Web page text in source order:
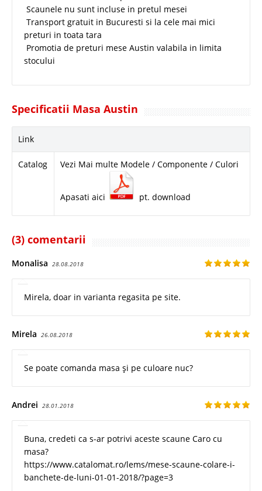
Scaunele nu sunt incluse in pretul mesei
Transport gratuit in Bucuresti si la cele mai mici
preturi in toata tara
Promotia de preturi mese Austin valabila in limita
stocului
Specificatii Masa Austin
Link
Catalog Vezi Mai multe Modele / Componente / Culori
Apasati aici pt. download
(3) comentarii
Monalisa 28.08.2018
Mirela, doar in varianta regasita pe site.
Mirela 26.08.2018
Se poate comanda masa și pe culoare nuc?
Andrei 28.01.2018
Buna, credeti ca s-ar potrivi aceste scaune Caro cu
masa?
https://www.catalomat.ro/lems/mese-scaune-colare-i-
banchete-de-luni-01-01-2018/?page=3